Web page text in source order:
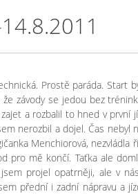
Prostě paráda. Start
závody se jedou bez
a rozbalil to hned v první
nerozbil a dojel. Čas nebyl
Menchiorová, nezvládla
pro mě končí. Taťka ale
projel opatrněji, ale v
přední i zadní nápravu a